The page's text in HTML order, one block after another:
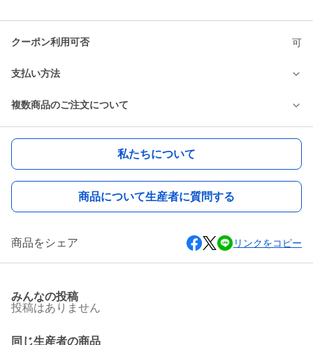
クーポン利用可否 可
支払い方法
複数商品のご注文について
私たちについて
商品について生産者に質問する
商品をシェア リンクをコピー
みんなの投稿
投稿はありません
同じ生産者の商品